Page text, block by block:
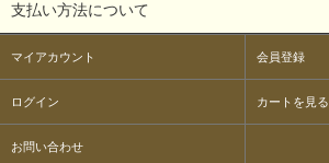
支払い方法について
マイアカウント 会員登録
ログイン カートを見る
お問い合わせ